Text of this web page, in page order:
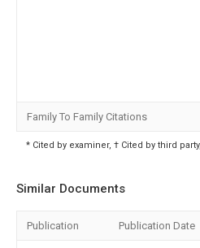
Family To Family Citations
* Cited by examiner, † Cited by third
Similar Documents
Publication Publication Date